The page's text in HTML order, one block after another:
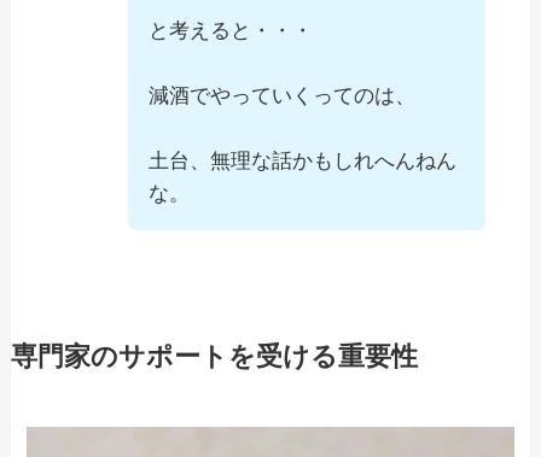
と考えると・・・
減酒でやっていくってのは、
土台、無理な話かもしれへんねん
な。
専門家のサポートを受ける重要性